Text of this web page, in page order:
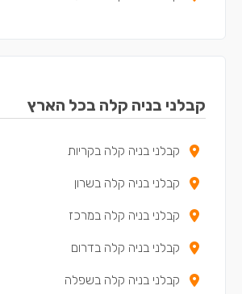
קבלני בניה קלה באור יהודה
קבלני בניה קלה ביפו
קבלני בניה קלה באלעד
קבלני בניה קלה בגבעת שמואל
קבלני בניה קלה בגני תקווה
קבלני בניה קלה באזור
קבלני בניה קלה בכפר קאסם
קבלני בניה קלה בכל הארץ
קבלני בניה קלה בקריות
קבלני בניה קלה בשרון
קבלני בניה קלה במרכז
קבלני בניה קלה בדרום
קבלני בניה קלה בשפלה